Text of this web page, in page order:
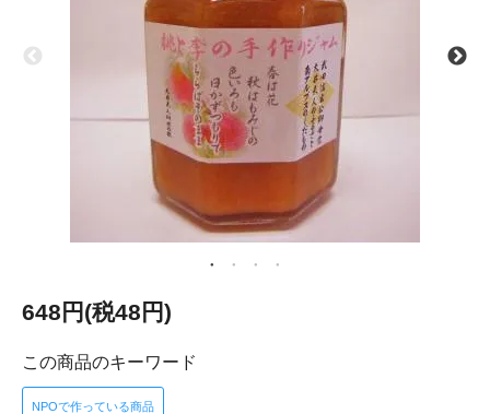
648円(税48円)
この商品のキーワード
NPOで作っている商品